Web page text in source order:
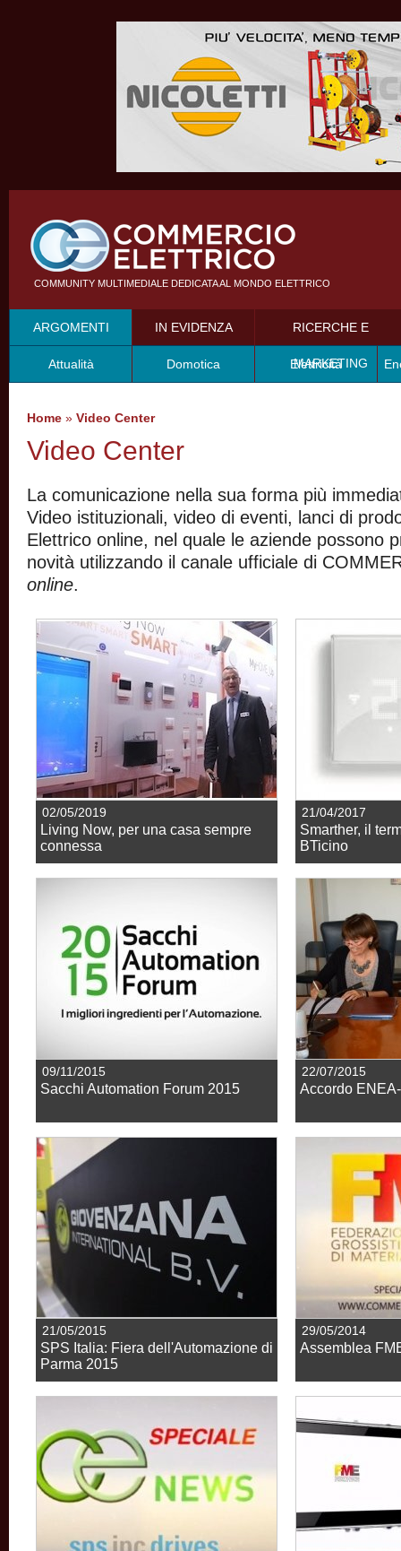
COMMUNITY MULTIMEDIALE DEDICATA AL MONDO ELETTRICO
ARGOMENTI
Attualità Domotica Elettricità
IN EVIDENZA RICERCHE E
MARKETING
Home » Video Center
Video Center
La comunicazione nella sua forma più
Video istituzionali, video di eventi, lanci di
Elettrico online, nel quale le aziende possono
novità utilizzando il canale ufficiale di
online.
02/05/2019
Living Now, per una casa sempre
connessa
21/04/2017
Smarther, il
BTicino
09/11/2015
Sacchi Automation Forum 2015
22/07/2015
Accordo
21/05/2015
SPS Italia: Fiera dell'Automazione di
Parma 2015
29/05/2014
Assemblea